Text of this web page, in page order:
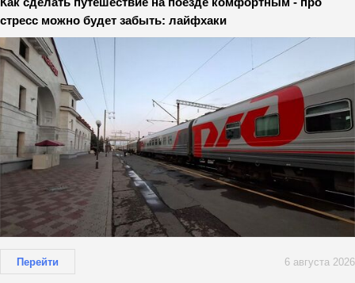
стресс можно будет забыть: лайфхаки
Перейти 6 августа 2026